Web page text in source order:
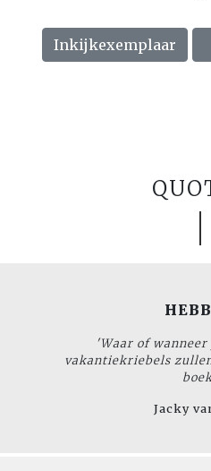
Inkijkexemplaar
'Waar of
vakantiekriebels
Jacky